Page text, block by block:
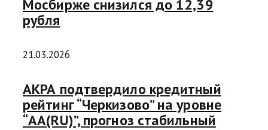
Мосбирже снизился до 12,39
рубля
21.03.2026
АКРА подтвердило кредитный
рейтинг “Черкизово” на уровне
“АA(RU)”, прогноз стабильный